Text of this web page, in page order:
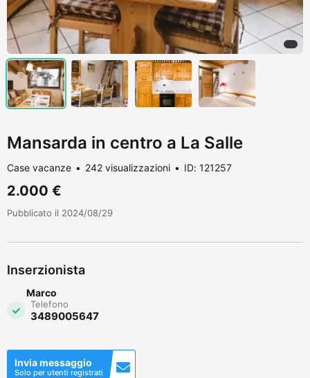
Mansarda in centro a La Salle
Case vacanze 242 visualizzazioni ID: 121257
2.000 €
Pubblicato il 2024/08/29
Inserzionista
Marco
Telefono
3489005647
Invia messaggio
Solo per utenti registrati